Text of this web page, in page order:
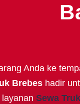
Anda ke
Brebes hadir
Sewa